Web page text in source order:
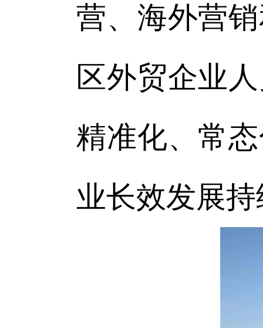
营、海外营
区外贸企业
精准化、常
业长效发展